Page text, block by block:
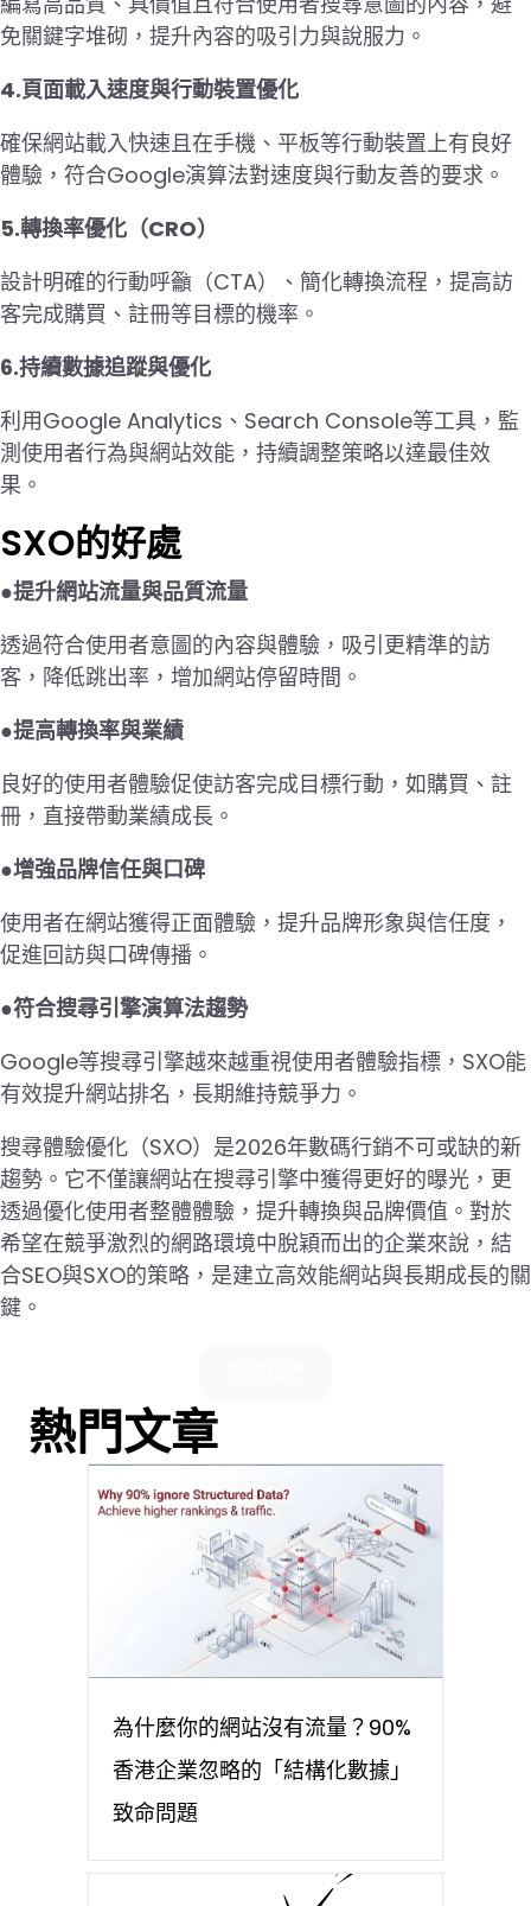
免關鍵字堆砌，提升內容的吸引力與說服力。
4.頁面載入速度與行動裝置優化
確保網站載入快速且在手機、平板等行動裝置上有良好
體驗，符合Google演算法對速度與行動友善的要求。
5.轉換率優化（CRO）
設計明確的行動呼籲（CTA）、簡化轉換流程，提高訪
客完成購買、註冊等目標的機率。
6.持續數據追蹤與優化
利用Google Analytics、Search Console等工具，監
測使用者行為與網站效能，持續調整策略以達最佳效
果。
SXO的好處
●提升網站流量與品質流量
透過符合使用者意圖的內容與體驗，吸引更精準的訪
客，降低跳出率，增加網站停留時間。
●提高轉換率與業績
良好的使用者體驗促使訪客完成目標行動，如購買、註
冊，直接帶動業績成長。
●增強品牌信任與口碑
使用者在網站獲得正面體驗，提升品牌形象與信任度，
促進回訪與口碑傳播。
●符合搜尋引擎演算法趨勢
Google等搜尋引擎越來越重視使用者體驗指標，SXO能
有效提升網站排名，長期維持競爭力。
搜尋體驗優化（SXO）是2026年數碼行銷不可或缺的新
趨勢。它不僅讓網站在搜尋引擎中獲得更好的曝光，更
透過優化使用者整體體驗，提升轉換與品牌價值。對於
希望在競爭激烈的網路環境中脫穎而出的企業來說，結
合SEO與SXO的策略，是建立高效能網站與長期成長的關
鍵。
熱門文章
為什麼你的網站沒有流量？90%
香港企業忽略的「結構化數據」
致命問題